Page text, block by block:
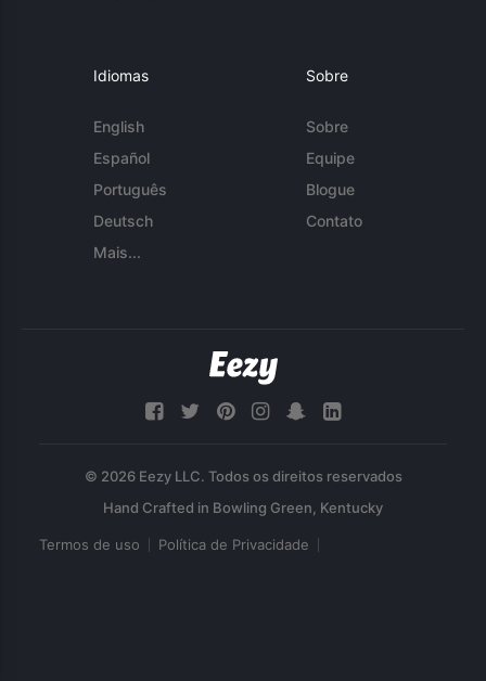
Idiomas
English
Español
Português
Deutsch
Mais...
Sobre
Sobre
Equipe
Blogue
Contato
© 2026 Eezy LLC. Todos os direitos reservados
Termos de uso Política de Privacidade